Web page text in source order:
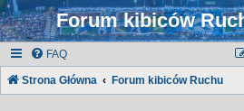
Forum kibiców
FAQ
Strona Główna Forum kibiców Ruchu